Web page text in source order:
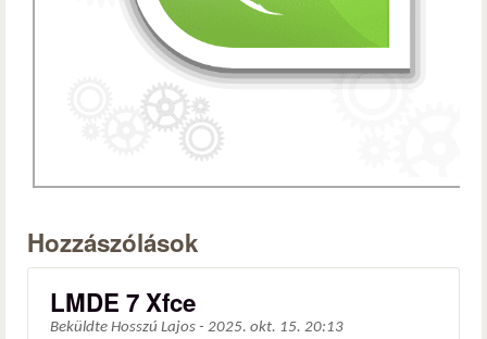
Hozzászólások
LMDE 7 Xfce
Beküldte Hosszú Lajos - 2025. okt. 15. 20:13